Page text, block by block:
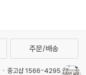
주문/배송
중고샵 1566-4295